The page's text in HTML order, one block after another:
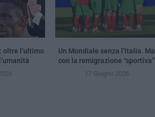
oltre l’ultimo
Un Mondiale senza l’Italia. Ma
con la remigrazione “sportiva”
17 Giugno 2026